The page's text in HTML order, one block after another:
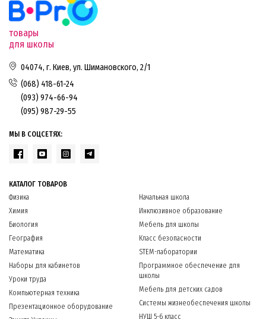
товары
для школы
04074, г. Киев, ул. Шимановского, 2/1
(068) 418-61-24
(093) 974-66-94
(095) 987-29-55
МЫ В СОЦСЕТЯХ:
КАТАЛОГ ТОВАРОВ
Физика
Химия
Биология
География
Математика
Наборы для кабинетов
Уроки труда
Компьютерная техника
Презентационное оборудование
Начальная школа
Инклюзивное образование
Мебель для школы
Класс безопасности
STEM-лаборатории
Программное обеспечение для
школы
Мебель для детских садов
Системы жизнеобеспечения школы
НУШ 5-6 класс